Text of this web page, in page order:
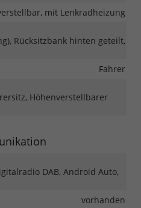
mit Lenkradheizung
Rücksitzbank hinten geteilt,
Fahrer
Höhenverstellbarer
DAB, Android Auto,
vorhanden